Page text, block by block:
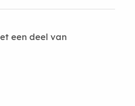
een deel van